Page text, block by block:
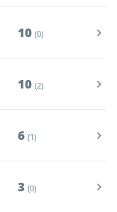
10 (0)
10 (2)
6 (1)
3 (0)